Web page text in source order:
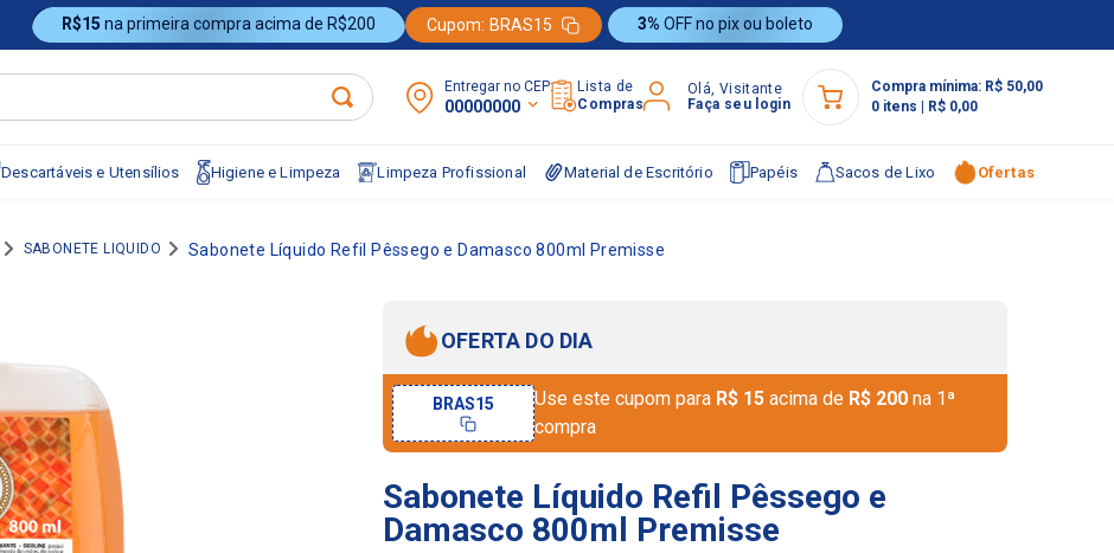
R$15 na primeira compra acima de R$200 Cupom: BRAS15 3% OFF no pix ou boleto
Entregar no CEP:
00000000
Lista de
Compras
Olá, Visitante
Faça seu login
Compra mínima: R$ 50,00
0 itens R$ 0,00
Descartáveis e Utensílios Higiene e Limpeza Limpeza Profissional Material de Escritório Papéis Sacos de Lixo Ofertas
SABONETE LIQUIDO Sabonete Líquido Refil Pêssego e Damasco 800ml Premisse
OFERTA DO DIA
Use este cupom para R$ 15 acima de R$ 200 na 1ª
compra
BRAS15
Sabonete Líquido Refil Pêssego e
Damasco 800ml Premisse